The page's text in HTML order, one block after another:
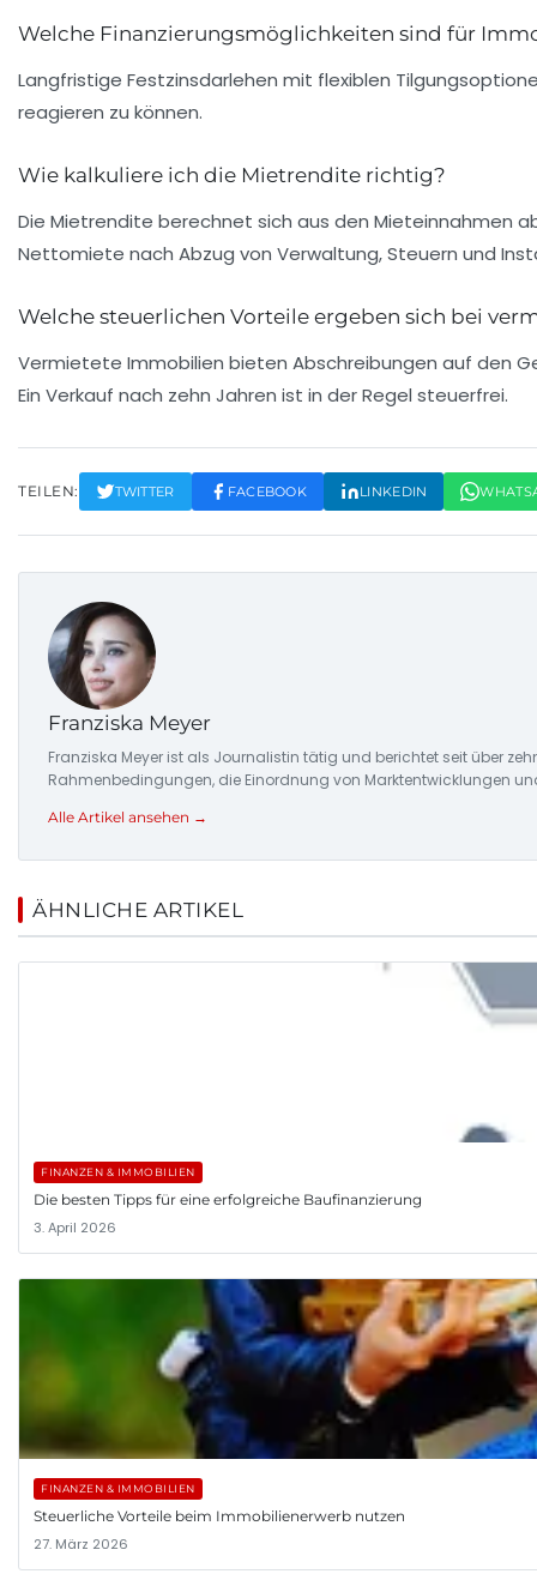
Welche Finanzierungsmöglichkeiten sind für
Langfristige Festzinsdarlehen mit flexiblen
reagieren zu können.
Wie kalkuliere ich die Mietrendite richtig?
Die Mietrendite berechnet sich aus den Mieteinnahmen
Nettomiete nach Abzug von Verwaltung, Steuern und
Welche steuerlichen Vorteile ergeben sich bei
Vermietete Immobilien bieten Abschreibungen auf den
Ein Verkauf nach zehn Jahren ist in der Regel steuerfrei.
TEILEN: TWITTER FACEBOOK LINKEDIN
Franziska Meyer
Franziska Meyer ist als Journalistin tätig und berichtet seit über
Rahmenbedingungen, die Einordnung von Marktentwicklungen
Alle Artikel ansehen →
ÄHNLICHE ARTIKEL
FINANZEN & IMMOBILIEN
Die besten Tipps für eine erfolgreiche Baufinanzierung
3. April 2026
FINANZEN & IMMOBILIEN
Steuerliche Vorteile beim Immobilienerwerb nutzen
27. März 2026